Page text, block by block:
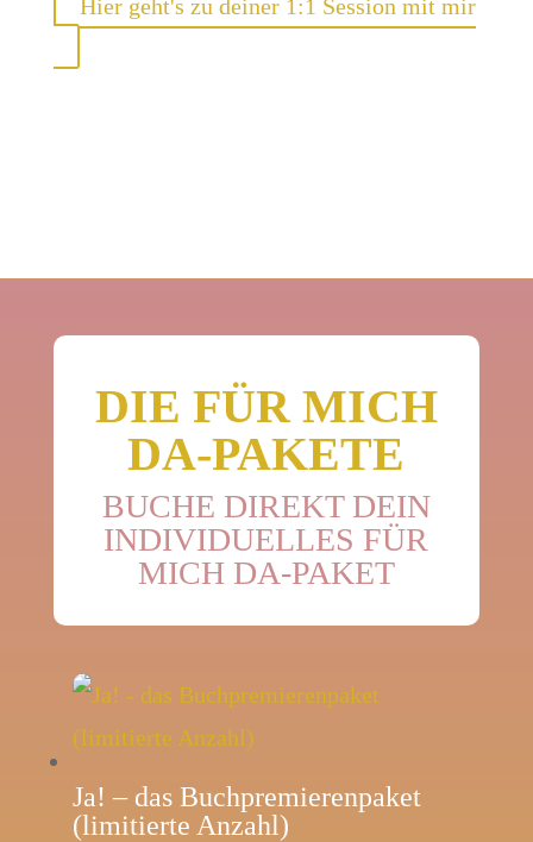
Hier geht's zu deiner 1:1 Session mit mir
DIE FÜR MICH
DA-PAKETE
BUCHE DIREKT DEIN
INDIVIDUELLES FÜR
MICH DA-PAKET
Ja! – das Buchpremierenpaket
(limitierte Anzahl)